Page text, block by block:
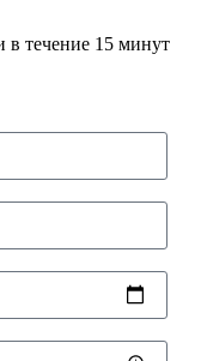
в течение 15 минут